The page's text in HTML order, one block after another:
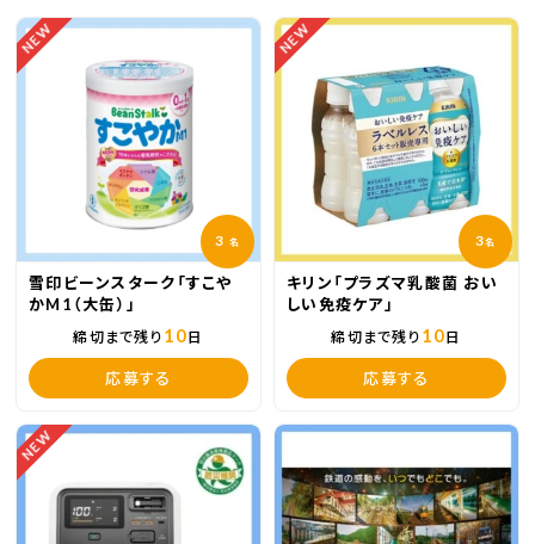
NEW
3 名
雪印ビーンスターク「すこや
かM1（大缶）」
締切まで残り 10日
応募する
NEW
3名
キリン「プラズマ乳酸菌 おい
しい免疫ケア」
締切まで残り 10日
応募する
NEW